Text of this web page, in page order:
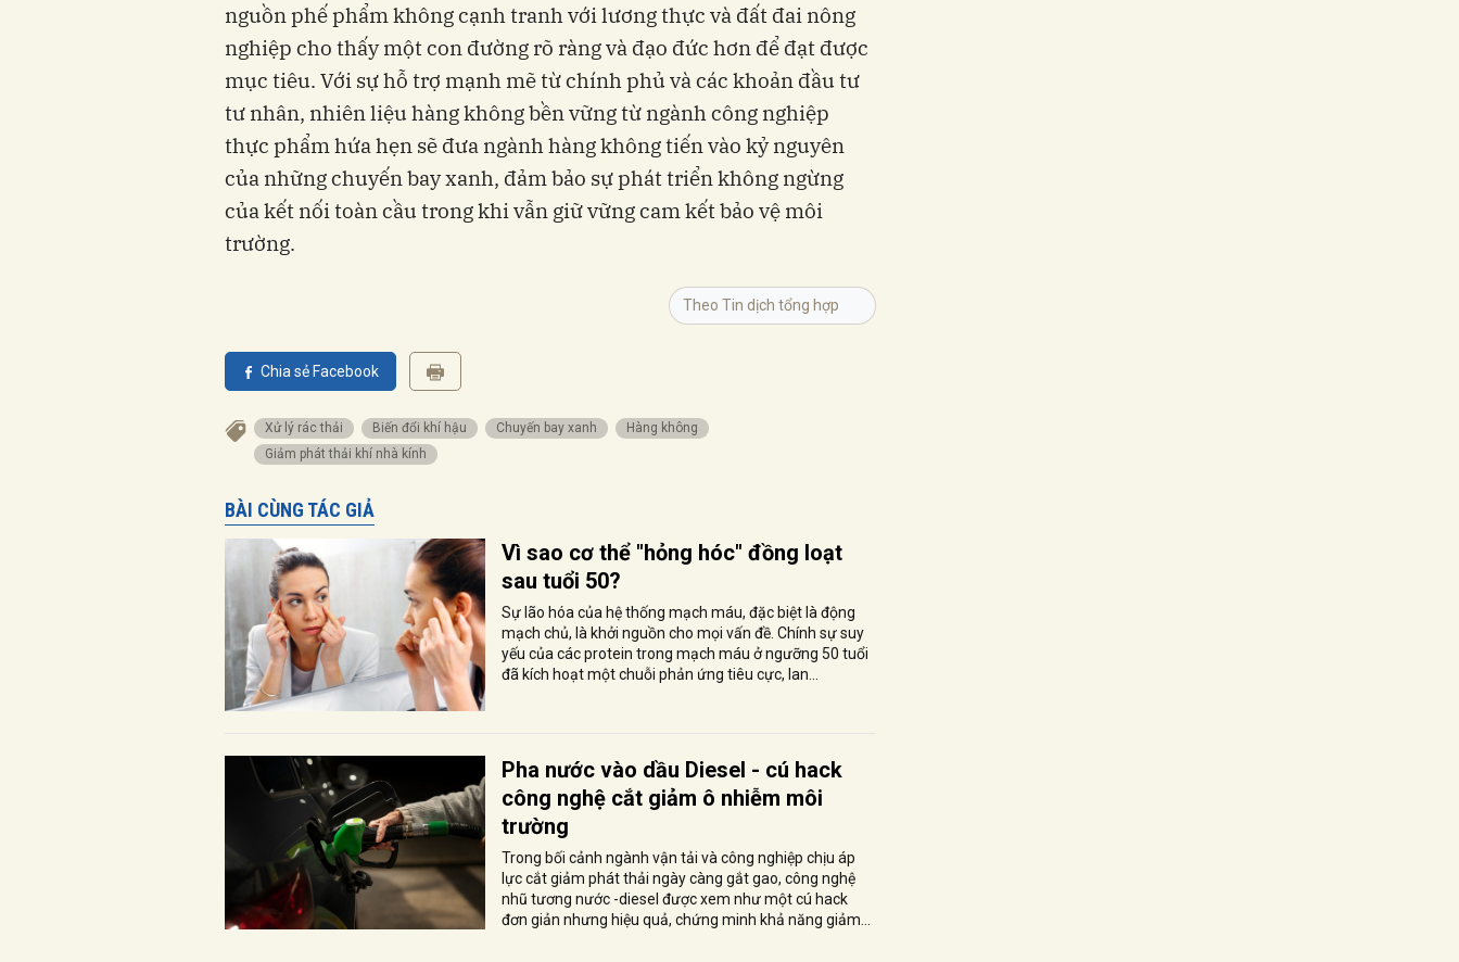
nguồn phế phẩm không cạnh tranh với lương thực và đất đai nông
nghiệp cho thấy một con đường rõ ràng và đạo đức hơn để đạt được
mục tiêu. Với sự hỗ trợ mạnh mẽ từ chính phủ và các khoản đầu tư
tư nhân, nhiên liệu hàng không bền vững từ ngành công nghiệp
thực phẩm hứa hẹn sẽ đưa ngành hàng không tiến vào kỷ nguyên
của những chuyến bay xanh, đảm bảo sự phát triển không ngừng
của kết nối toàn cầu trong khi vẫn giữ vững cam kết bảo vệ môi
trường.
Theo Tin dịch tổng hợp
Chia sẻ Facebook
Xử lý rác thải biến đổi khí hậu chuyến bay xanh
Hàng không
giảm phát thải khí nhà kính
BÀI CÙNG TÁC GIẢ
Vì sao cơ thể "hỏng hóc" đồng loạt
sau tuổi 50?
Sự lão hóa của hệ thống mạch máu, đặc biệt là động
mạch chủ, là khởi nguồn cho mọi vấn đề. Chính sự suy
yếu của các protein trong mạch máu ở ngưỡng 50 tuổi
đã kích hoạt một chuỗi phản ứng tiêu cực, lan...
Pha nước vào dầu Diesel - cú hack
công nghệ cắt giảm ô nhiễm môi
trường
Trong bối cảnh ngành vận tải và công nghiệp chịu áp
lực cắt giảm phát thải ngày càng gắt gao, công nghệ
nhũ tương nước -diesel được xem như một cú hack
đơn giản nhưng hiệu quả, chứng minh khả năng giảm...